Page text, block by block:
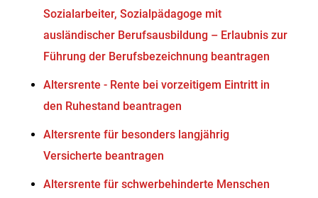
Sozialarbeiter, Sozialpädagoge mit
ausländischer Berufsausbildung – Erlaubnis zur
Führung der Berufsbezeichnung beantragen
Altersrente - Rente bei vorzeitigem Eintritt in
den Ruhestand beantragen
Altersrente für besonders langjährig
Versicherte beantragen
Altersrente für schwerbehinderte Menschen